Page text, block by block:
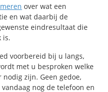
over wat een
en wat daarbij de
eindresultaat die
is.
voorbereid bij u langs,
met u besproken welke
zijn. Geen gedoe,
nog de telefoon en